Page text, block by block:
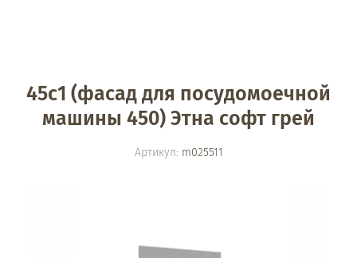
45с1 (фасад для посудомоечной
машины 450) Этна софт грей
Артикул: m025511